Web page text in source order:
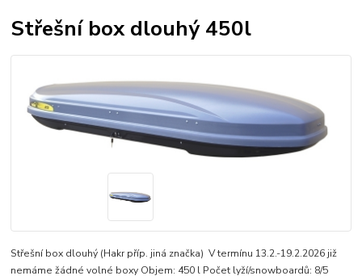
Střešní box dlouhý 450l
Střešní box dlouhý (Hakr příp. jiná značka) V termínu 13.2.-19.2.2026 již
nemáme žádné volné boxy Objem: 450 l Počet lyží/snowboardů: 8/5